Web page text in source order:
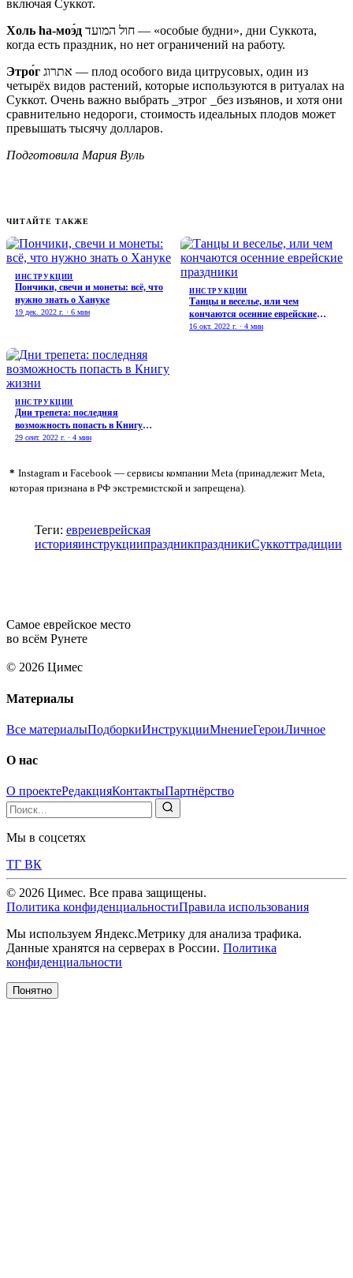
включая Суккот.
Холь hа-моэ́д
когда есть праздник, но нет ограничений на работу.
Этро́г
четырёх видов растений, которые используются в ритуалах на
Суккот. Очень важно выбрать _этрог _без изъянов, и хотя они
сравнительно недороги, стоимость идеальных плодов может
превышать тысячу долларов.
Подготовила Мария Вуль
ЧИТАЙТЕ ТАКЖЕ
ИНСТРУКЦИИ
Пончики, свечи и монеты: всё, что
нужно знать о Хануке
19 дек. 2022 г. · 6 мин
ИНСТРУКЦИИ
Танцы и веселье, или чем
кончаются осенние еврейские
праздники
16 окт. 2022 г. · 4 мин
ИНСТРУКЦИИ
Дни трепета: последняя
возможность попасть в Книгу
жизни
29 сент. 2022 г. · 4 мин
* Instagram и Facebook — сервисы компании Meta (принадлежит Meta,
которая признана в РФ экстремистской и запрещена).
Теги: евреиеврейская
историяинструкциипраздникпраздникиСуккоттрадиции
Самое еврейское место
во всём Рунете
© 2026 Цимес
Материалы
Все материалыПодборкиИнструкцииМнениеГероиЛичное
О нас
О проектеРедакцияКонтактыПартнёрство
Мы в соцсетях
ТГ ВК
© 2026 Цимес. Все права защищены.
Политика конфиденциальностиПравила использования
Мы используем Яндекс.Метрику для анализа трафика.
Данные хранятся на серверах в России. Политика
конфиденциальности
Понятно